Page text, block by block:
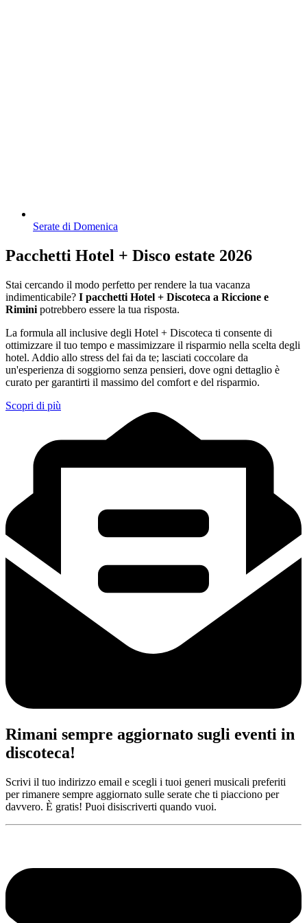
Serate di Domenica
Pacchetti Hotel + Disco estate 2026
Stai cercando il modo perfetto per rendere la tua vacanza
indimenticabile? I pacchetti Hotel + Discoteca a Riccione e
Rimini potrebbero essere la tua risposta.
La formula all inclusive degli Hotel + Discoteca ti consente di
ottimizzare il tuo tempo e massimizzare il risparmio nella scelta degli
hotel. Addio allo stress del fai da te; lasciati coccolare da
un'esperienza di soggiorno senza pensieri, dove ogni dettaglio è
curato per garantirti il massimo del comfort e del risparmio.
Scopri di più
Rimani sempre aggiornato sugli eventi in
discoteca!
Scrivi il tuo indirizzo email e scegli i tuoi generi musicali preferiti
per rimanere sempre aggiornato sulle serate che ti piacciono per
davvero. È gratis! Puoi disiscriverti quando vuoi.